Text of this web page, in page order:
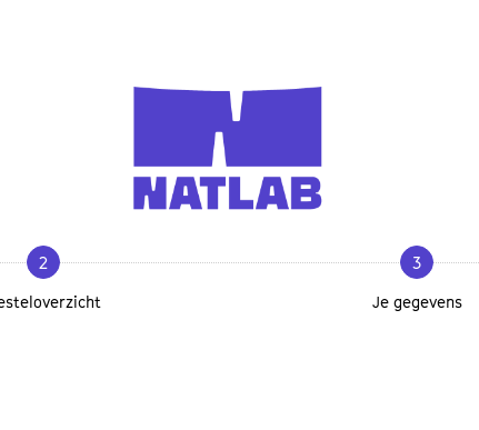
2 3
Je gegevens